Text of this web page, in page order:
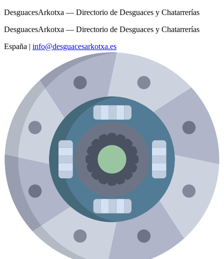
DesguacesArkotxa — Directorio de Desguaces y Chatarrerías
DesguacesArkotxa — Directorio de Desguaces y Chatarrerías
España | info@desguacesarkotxa.es